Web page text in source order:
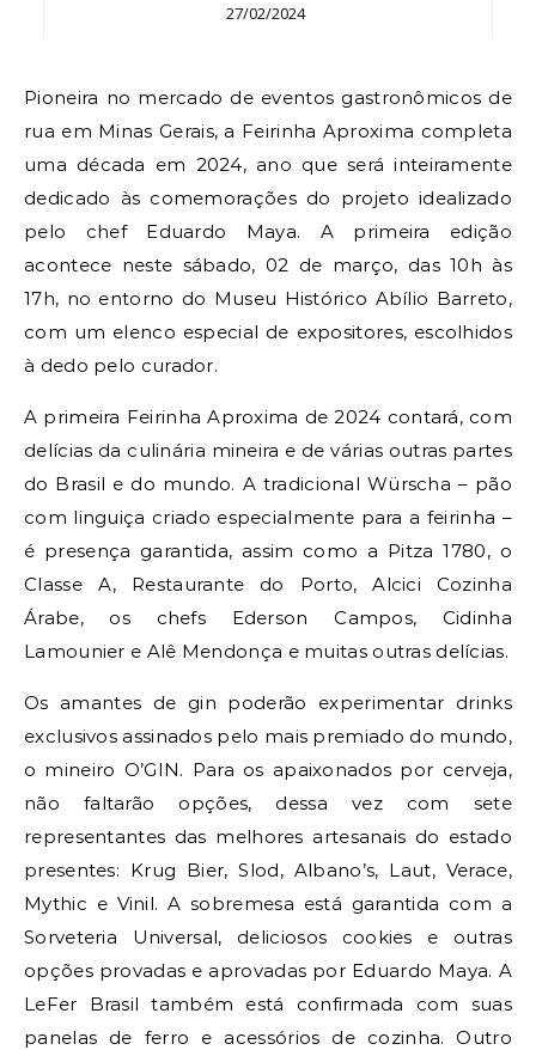
27/02/2024
Pioneira no mercado de eventos gastronômicos de
rua em Minas Gerais, a Feirinha Aproxima completa
uma década em 2024, ano que será inteiramente
dedicado às comemorações do projeto idealizado
pelo chef Eduardo Maya. A primeira edição
acontece neste sábado, 02 de março, das 10h às
17h, no entorno do Museu Histórico Abílio Barreto,
com um elenco especial de expositores, escolhidos
à dedo pelo curador.
A primeira Feirinha Aproxima de 2024 contará, com
delícias da culinária mineira e de várias outras partes
do Brasil e do mundo. A tradicional Würscha – pão
com linguiça criado especialmente para a feirinha –
é presença garantida, assim como a Pitza 1780, o
Classe A, Restaurante do Porto, Alcici Cozinha
Árabe, os chefs Ederson Campos, Cidinha
Lamounier e Alê Mendonça e muitas outras delícias.
Os amantes de gin poderão experimentar drinks
exclusivos assinados pelo mais premiado do mundo,
o mineiro O’GIN. Para os apaixonados por cerveja,
não faltarão opções, dessa vez com sete
representantes das melhores artesanais do estado
presentes: Krug Bier, Slod, Albano’s, Laut, Verace,
Mythic e Vinil. A sobremesa está garantida com a
Sorveteria Universal, deliciosos cookies e outras
opções provadas e aprovadas por Eduardo Maya. A
LeFer Brasil também está confirmada com suas
panelas de ferro e acessórios de cozinha. Outro